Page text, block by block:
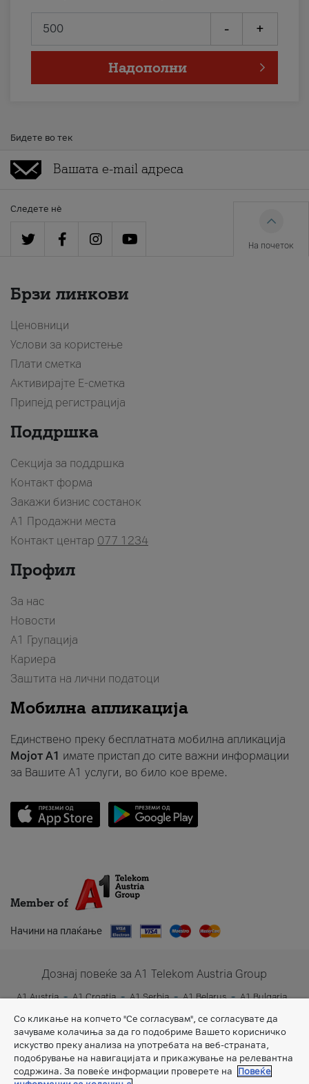
- +
Надополни
Бидете во тек
Следете нè
На почеток
Брзи линкови
Ценовници
Услови за користење
Плати сметка
Активирајте Е-сметка
Припејд регистрација
Поддршка
Секција за поддршка
Контакт форма
Закажи бизнис состанок
A1 Продажни места
Контакт центар 077 1234
Профил
За нас
Новости
А1 Групација
Кариера
Заштита на лични податоци
Мобилна апликација
Единствено преку бесплатната мобилна апликација
Мојот A1 имате пристап до сите важни информации
за Вашите A1 услуги, во било кое време.
Member of
Начини на плаќање
Дознај повеќе за A1 Telekom Austria Group
A1 Austria A1 Croatia A1 Serbia A1 Belarus
A1 Bulgaria
Со кликање на копчето "Се согласувам", се согласувате да
зачуваме колачиња за да го подобриме Вашето корисничко
искуство преку анализа на употребата на веб-страната,
подобрување на навигацијата и прикажување на релевантна
содржина. За повеќе информации проверете на
Повеќе